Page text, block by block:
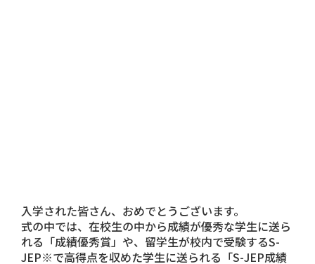
入学された皆さん、おめでとうございます。
式の中では、在校生の中から成績が優秀な学生に送ら
れる「成績優秀賞」や、留学生が校内で受験するS-
JEP※で高得点を収めた学生に送られる「S-JEP成績